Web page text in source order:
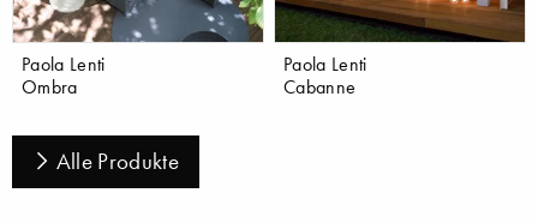
Paola Lenti
Ombra
Paola Lenti
Cabanne
Alle Produkte